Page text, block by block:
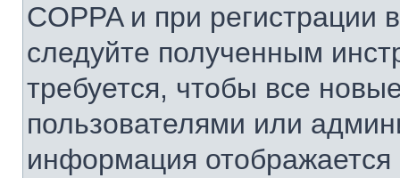
COPPA и при регистрации
следуйте полученным
требуется, чтобы все
пользователями или
информация